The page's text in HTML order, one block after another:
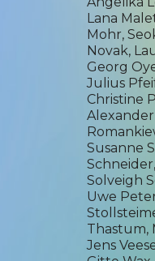
Lana
Mohr,
Novak,
Georg
Julius
Christine
Susanne
Schneider,
Solveigh
Uwe
Thastum,
Jens